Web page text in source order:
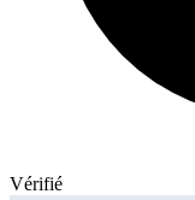
Vérifié